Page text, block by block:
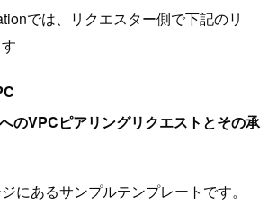
では、リクエスター側で下記のリ
のVPCピアリングリクエストとその承
にあるサンプルテンプレートです。